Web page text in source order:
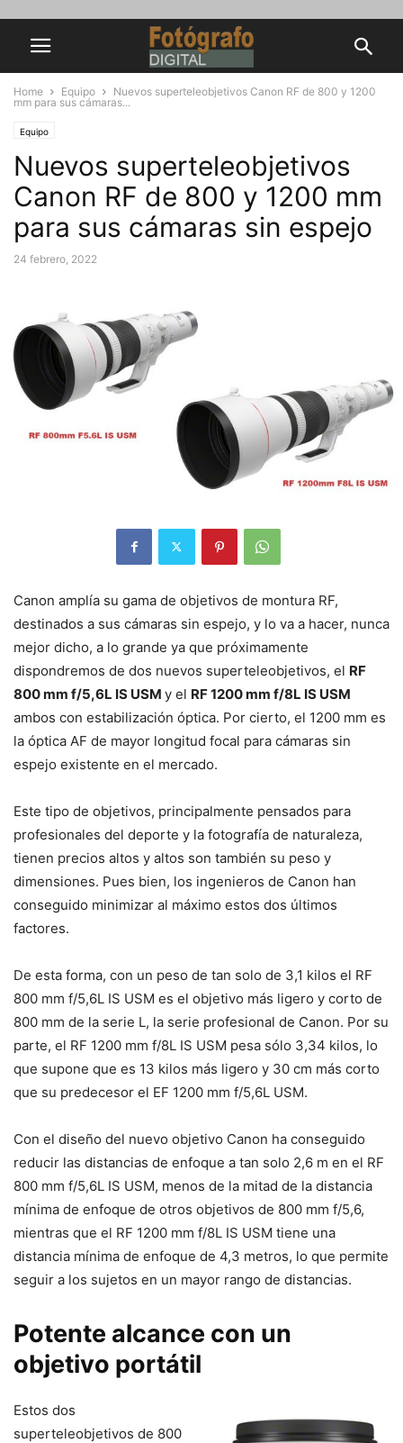
Home Equipo
Nuevos superteleobjetivos Canon RF de 800 y 1200
mm para sus cámaras...
Equipo
Nuevos superteleobjetivos
Canon RF de 800 y 1200 mm
para sus cámaras sin espejo
24 febrero, 2022
Canon amplía su gama de objetivos de montura RF,
destinados a sus cámaras sin espejo, y lo va a hacer, nunca
mejor dicho, a lo grande ya que próximamente
dispondremos de dos nuevos superteleobjetivos, el RF
800 mm f/5,6L IS USM y el RF 1200 mm f/8L IS USM
ambos con estabilización óptica. Por cierto, el 1200 mm es
la óptica AF de mayor longitud focal para cámaras sin
espejo existente en el mercado.
Este tipo de objetivos, principalmente pensados para
profesionales del deporte y la fotografía de naturaleza,
tienen precios altos y altos son también su peso y
dimensiones. Pues bien, los ingenieros de Canon han
conseguido minimizar al máximo estos dos últimos
factores.
De esta forma, con un peso de tan solo de 3,1 kilos el RF
800 mm f/5,6L IS USM es el objetivo más ligero y corto de
800 mm de la serie L, la serie profesional de Canon. Por su
parte, el RF 1200 mm f/8L IS USM pesa sólo 3,34 kilos, lo
que supone que es 13 kilos más ligero y 30 cm más corto
que su predecesor el EF 1200 mm f/5,6L USM.
Con el diseño del nuevo objetivo Canon ha conseguido
reducir las distancias de enfoque a tan solo 2,6 m en el RF
800 mm f/5,6L IS USM, menos de la mitad de la distancia
mínima de enfoque de otros objetivos de 800 mm f/5,6,
mientras que el RF 1200 mm f/8L IS USM tiene una
distancia mínima de enfoque de 4,3 metros, lo que permite
seguir a los sujetos en un mayor rango de distancias.
Potente alcance con un
objetivo portátil
Estos dos
superteleobjetivos de 800